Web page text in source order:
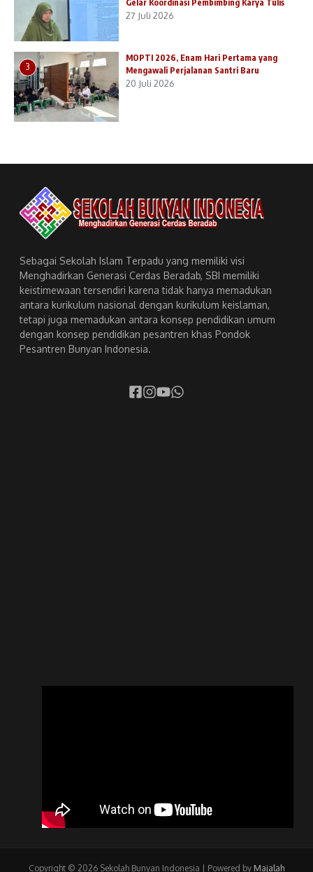
Gelar Koordinasi Pembimbing Karya Tulis
27 Juli 2026
3
MOPTI 2026, Enam Hari Pertama yang
Mengawali Perjalanan Santri Baru
20 Juli 2026
Sebagai Sekolah Islam Terpadu yang memiliki visi
Menghadirkan Generasi Cerdas Beradab, SBI memiliki
keistimewaan tersendiri karena tidak hanya memadukan
antara kurikulum nasional dengan kurikulum keislaman,
tetapi juga memadukan antara konsep pendidikan umum
dengan konsep pendidikan pesantren khas Pondok
Pesantren Bunyan Indonesia.
Copyright © 2026 Sekolah Bunyan Indonesia | Powered by Majalah